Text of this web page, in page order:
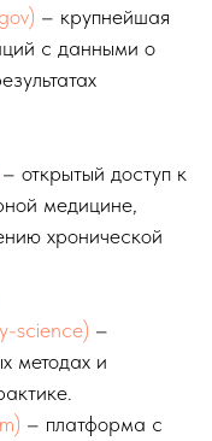
– крупнейшая
с данными о
– открытый доступ к
медицине,
хронической
science) –
методах и
– платформа с